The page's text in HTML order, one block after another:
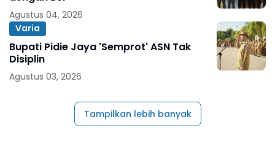
Agustus 04, 2026
Varia
Bupati Pidie Jaya 'Semprot' ASN Tak
Disiplin
Agustus 03, 2026
Tampilkan lebih banyak